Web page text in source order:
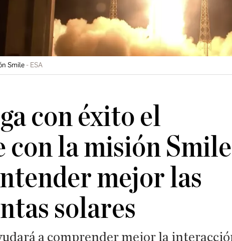
Smile ESA
con éxito el
con la misión Smile
mejor las
solares
a comprender mejor la